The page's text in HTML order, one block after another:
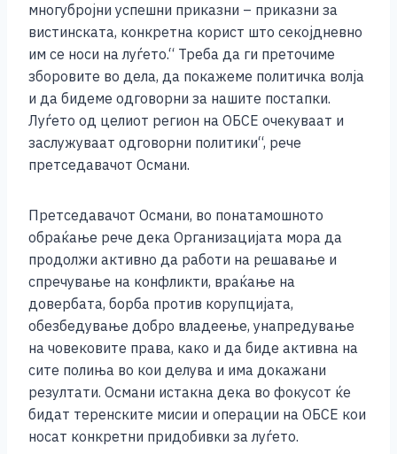
многубројни успешни приказни – приказни за
вистинската, конкретна корист што секојдневно
им се носи на луѓето.“ Треба да ги преточиме
зборовите во дела, да покажеме политичка волја
и да бидеме одговорни за нашите постапки.
Луѓето од целиот регион на ОБСЕ очекуваат и
заслужуваат одговорни политики“, рече
претседавачот Османи.
Претседавачот Османи, во понатамошното
обраќање рече дека Организацијата мора да
продолжи активно да работи на решавање и
спречување на конфликти, враќање на
довербата, борба против корупцијата,
обезбедување добро владеење, унапредување
на човековите права, како и да биде активна на
сите полиња во кои делува и има докажани
резултати. Османи истакна дека во фокусот ќе
бидат теренските мисии и операции на ОБСЕ кои
носат конкретни придобивки за луѓето.